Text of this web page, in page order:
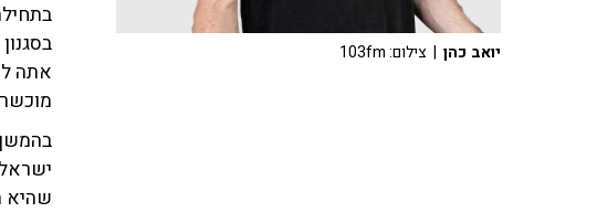
אתה
שהיא
יואב כהן | צילום: 103fm